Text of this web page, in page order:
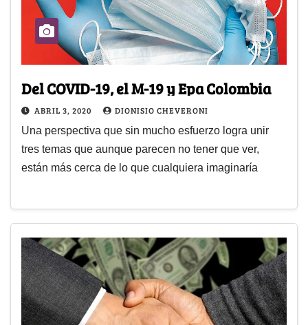
Del COVID-19, el M-19 y Epa Colombia
ABRIL 3, 2020 DIONISIO CHEVERONI
Una perspectiva que sin mucho esfuerzo logra unir
tres temas que aunque parecen no tener que ver,
están más cerca de lo que cualquiera imaginaría